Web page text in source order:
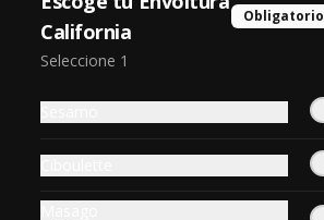
Ebi Furay
California
Obligatorio
Seleccione 1